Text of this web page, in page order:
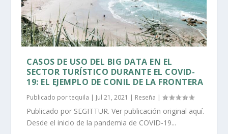
CASOS DE USO DEL BIG DATA EN EL
SECTOR TURÍSTICO DURANTE EL COVID-
19: EL EJEMPLO DE CONIL DE LA FRONTERA
Publicado portequila | Jul 21, 2021 | Reseña |
Publicado por SEGITTUR. Ver publicación original aquí.
Desde el inicio de la pandemia de COVID-19...